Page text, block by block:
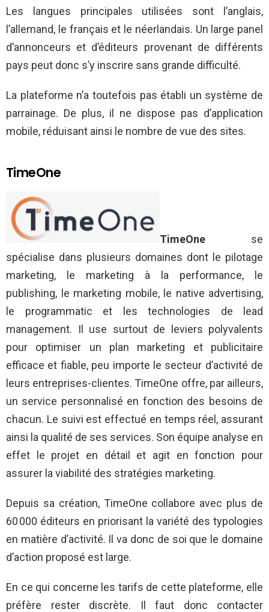
Les langues principales utilisées sont l’anglais,
l’allemand, le français et le néerlandais. Un large panel
d’annonceurs et d’éditeurs provenant de différents
pays peut donc s’y inscrire sans grande difficulté.
La plateforme n’a toutefois pas établi un système de
parrainage. De plus, il ne dispose pas d’application
mobile, réduisant ainsi le nombre de vue des sites.
TimeOne
TimeOne se
spécialise dans plusieurs domaines dont le pilotage
marketing, le marketing à la performance, le
publishing, le marketing mobile, le native advertising,
le programmatic et les technologies de lead
management. Il use surtout de leviers polyvalents
pour optimiser un plan marketing et publicitaire
efficace et fiable, peu importe le secteur d’activité de
leurs entreprises-clientes. TimeOne offre, par ailleurs,
un service personnalisé en fonction des besoins de
chacun. Le suivi est effectué en temps réel, assurant
ainsi la qualité de ses services. Son équipe analyse en
effet le projet en détail et agit en fonction pour
assurer la viabilité des stratégies marketing.
Depuis sa création, TimeOne collabore avec plus de
60 000 éditeurs en priorisant la variété des typologies
en matière d’activité. Il va donc de soi que le domaine
d’action proposé est large.
En ce qui concerne les tarifs de cette plateforme, elle
préfère rester discrète. Il faut donc contacter